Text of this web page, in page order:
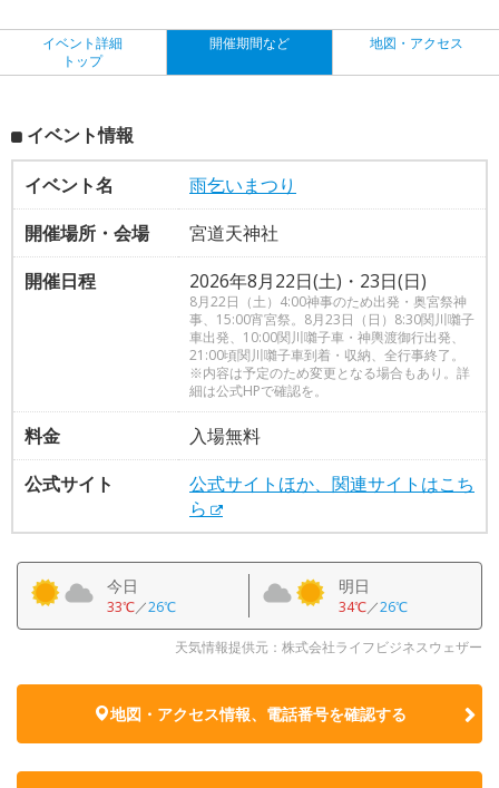
イベント詳細
トップ
開催期間など 地図・アクセス
イベント情報
イベント名
雨乞いまつり
開催場所・会場
宮道天神社
開催日程
2026年8月22日(土)・23日(日)
8月22日（土）4:00神事のため出発・奥宮祭神
事、15:00宵宮祭。8月23日（日）8:30関川囃子
車出発、10:00関川囃子車・神輿渡御行出発、
21:00頃関川囃子車到着・収納、全行事終了。
※内容は予定のため変更となる場合もあり。詳
細は公式HPで確認を。
料金
入場無料
公式サイト
公式サイトほか、関連サイトはこち
ら
今日
33℃／26℃
明日
34℃／26℃
天気情報提供元：株式会社ライフビジネスウェザー
地図・アクセス情報、電話番号を確認する